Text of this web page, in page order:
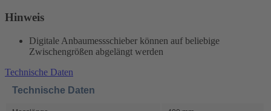
Hinweis
Digitale Anbaumessschieber können auf beliebige
Zwischengrößen abgelängt werden
Technische Daten
Technische Daten